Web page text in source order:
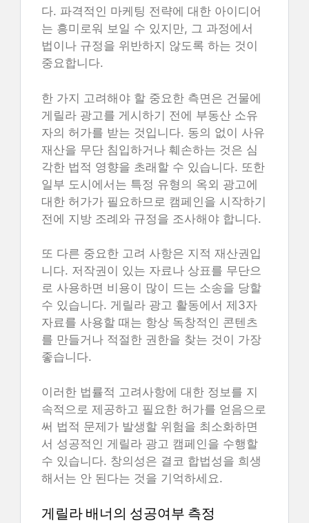
다. 파격적인 마케팅 전략에 대한 아이디어
는 흥미로워 보일 수 있지만, 그 과정에서
법이나 규정을 위반하지 않도록 하는 것이
중요합니다.
한 가지 고려해야 할 중요한 측면은 건물에
게릴라 광고를 게시하기 전에 부동산 소유
자의 허가를 받는 것입니다. 동의 없이 사유
재산을 무단 침입하거나 훼손하는 것은 심
각한 법적 영향을 초래할 수 있습니다. 또한
일부 도시에서는 특정 유형의 옥외 광고에
대한 허가가 필요하므로 캠페인을 시작하기
전에 지방 조례와 규정을 조사해야 합니다.
또 다른 중요한 고려 사항은 지적 재산권입
니다. 저작권이 있는 자료나 상표를 무단으
로 사용하면 비용이 많이 드는 소송을 당할
수 있습니다. 게릴라 광고 활동에서 제3자
자료를 사용할 때는 항상 독창적인 콘텐츠
를 만들거나 적절한 권한을 찾는 것이 가장
좋습니다.
이러한 법률적 고려사항에 대한 정보를 지
속적으로 제공하고 필요한 허가를 얻음으로
써 법적 문제가 발생할 위험을 최소화하면
서 성공적인 게릴라 광고 캠페인을 수행할
수 있습니다. 창의성은 결코 합법성을 희생
해서는 안 된다는 것을 기억하세요.
게릴라 배너의 성공여부 측정